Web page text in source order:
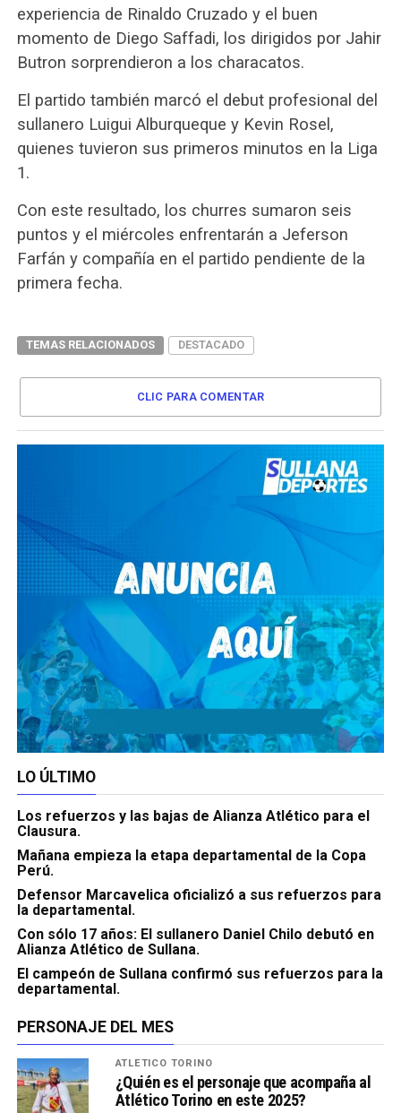
experiencia de Rinaldo Cruzado y el buen
momento de Diego Saffadi, los dirigidos por Jahir
Butron sorprendieron a los characatos.
El partido también marcó el debut profesional del
sullanero Luigui Alburqueque y Kevin Rosel,
quienes tuvieron sus primeros minutos en la Liga
1.
Con este resultado, los churres sumaron seis
puntos y el miércoles enfrentarán a Jeferson
Farfán y compañía en el partido pendiente de la
primera fecha.
TEMAS RELACIONADOS DESTACADO
CLIC PARA COMENTAR
LO ÚLTIMO
Los refuerzos y las bajas de Alianza Atlético para el
Clausura.
Mañana empieza la etapa departamental de la Copa
Perú.
Defensor Marcavelica oficializó a sus refuerzos para
la departamental.
Con sólo 17 años: El sullanero Daniel Chilo debutó en
Alianza Atlético de Sullana.
El campeón de Sullana confirmó sus refuerzos para la
departamental.
PERSONAJE DEL MES
ATLÉTICO TORINO
¿Quién es el personaje que acompaña al
Atlético Torino en este 2025?